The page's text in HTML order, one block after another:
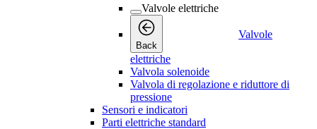
Valvole elettriche
Back
Valvole
elettriche
Valvola solenoide
Valvola di regolazione e riduttore di
pressione
Sensori e indicatori
Parti elettriche standard